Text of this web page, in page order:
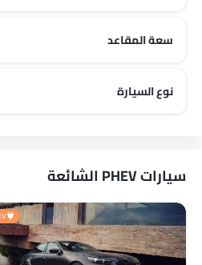
سعة المقاعد
نوع السيارة
سيارات PHEV الشائعة